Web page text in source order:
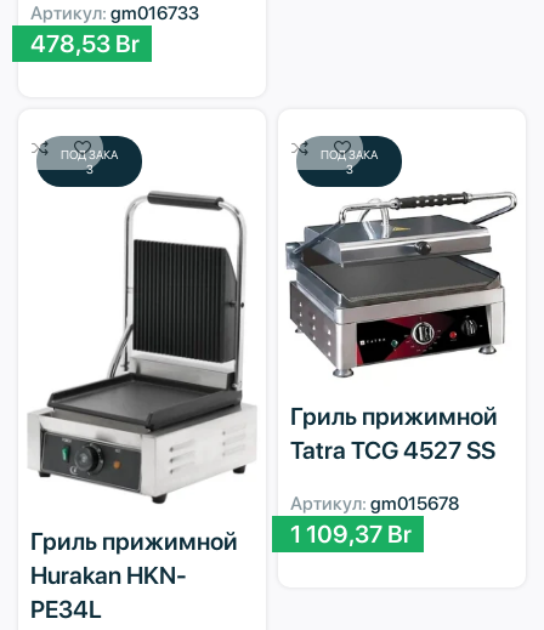
Артикул: gm016733
478,53 Br
ПОД ЗАКА
З
Гриль прижимной
Hurakan HKN-
PE34L
ПОД ЗАКА
З
Гриль прижимной
Tatra TCG 4527 SS
Артикул: gm015678
1 109,37 Br